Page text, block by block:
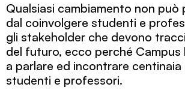
Qualsiasi cambiamento non può
dal coinvolgere studenti e
gli stakeholder che devono
del futuro, ecco perché
a parlare ed incontrare centinaia
studenti e professori.